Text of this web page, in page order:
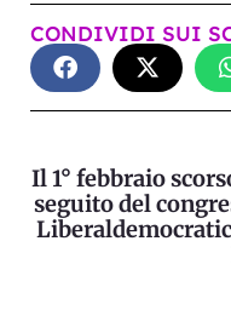
CONDIVIDI SUI
Il 1° febbraio
seguito del